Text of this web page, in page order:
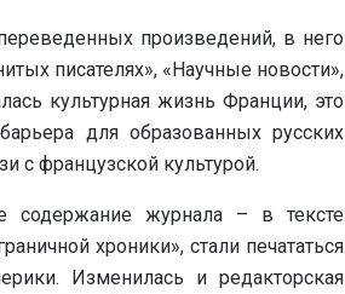
произведений, в него
писателях», «Научные новости»,
культурная жизнь Франции, это
для образованных русских
с французской культурой.
содержание журнала – в тексте
хроники», стали печататься
Изменилась и редакторская